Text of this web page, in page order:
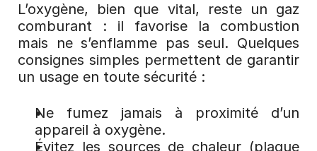
L’oxygène, bien que vital, reste un gaz
comburant : il favorise la combustion
mais ne s’enflamme pas seul. Quelques
consignes simples permettent de garantir
un usage en toute sécurité :
Ne fumez jamais à proximité d’un
appareil à oxygène.
Évitez les sources de chaleur (plaque